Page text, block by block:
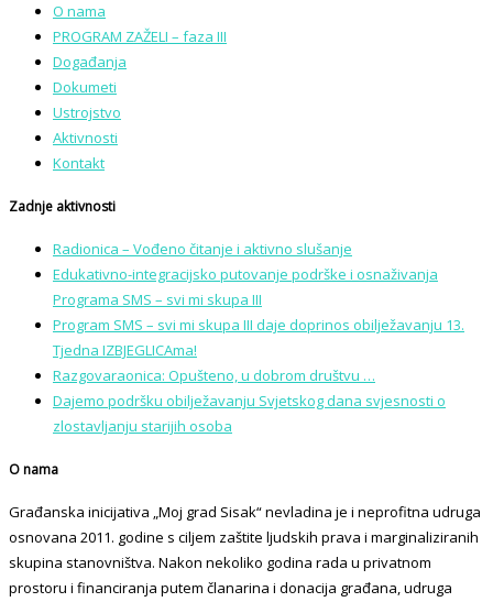
O nama
PROGRAM ZAŽELI – faza III
Događanja
Dokumeti
Ustrojstvo
Aktivnosti
Kontakt
Zadnje aktivnosti
Radionica – Vođeno čitanje i aktivno slušanje
Edukativno-integracijsko putovanje podrške i osnaživanja
Programa SMS – svi mi skupa III
Program SMS – svi mi skupa III daje doprinos obilježavanju 13.
Tjedna IZBJEGLICAma!
Razgovaraonica: Opušteno, u dobrom društvu …
Dajemo podršku obilježavanju Svjetskog dana svjesnosti o
zlostavljanju starijih osoba
O nama
Građanska inicijativa „Moj grad Sisak“ nevladina je i neprofitna udruga
osnovana 2011. godine s ciljem zaštite ljudskih prava i marginaliziranih
skupina stanovništva. Nakon nekoliko godina rada u privatnom
prostoru i financiranja putem članarina i donacija građana, udruga